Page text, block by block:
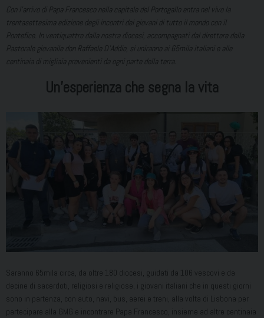
Con l’arrivo di Papa Francesco nella capitale del Portogallo entra nel vivo la
trentasettesima edizione degli incontri dei giovani di tutto il mondo con il
Pontefice. In ventiquattro dalla nostra diocesi, accompagnati dal direttore della
Pastorale giovanile don Raffaele D’Addio, si uniranno ai 65mila italiani e alle
centinaia di migliaia provenienti da ogni parte della terra.
Un’esperienza che segna la vita
Saranno 65mila circa, da oltre 180 diocesi, guidati da 106 vescovi e da
decine di sacerdoti, religiosi e religiose, i giovani italiani che in questi giorni
sono in partenza, con auto, navi, bus, aerei e treni, alla volta di Lisbona per
partecipare alla GMG e incontrare Papa Francesco, insieme ad altre centinaia